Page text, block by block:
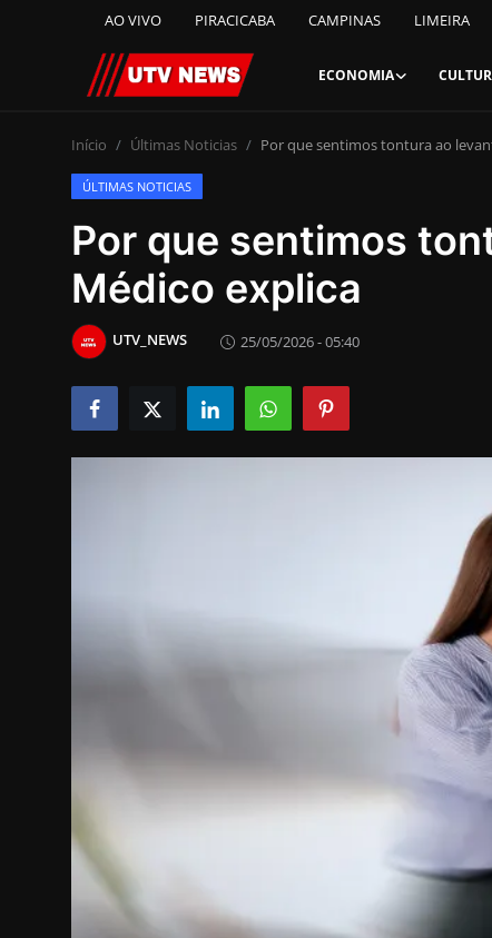
AO VIVO PIRACICABA CAMPINAS LIMEIRA
ECONOMIA
AO VIVO
PIRACICABA
CAMPINAS
LIMEIRA
ESPIRITO SANTO
Economia
Esportes
Início Últimas Noticias Por que sentimos tontura ao
ÚLTIMAS NOTICIAS
Por que sentimos
Médico explica
UTV_NEWS 25/05/2026 - 05:40